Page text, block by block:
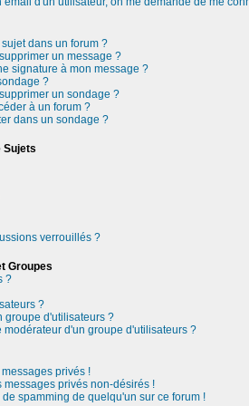
dans un forum ?
un message ?
signature à mon message ?
?
un sondage ?
à un forum ?
dans un sondage ?
Sujets
verrouillés ?
Groupes
?
?
groupe d'utilisateurs ?
d'un groupe d'utilisateurs ?
privés !
privés non-désirés !
spamming de quelqu'un sur ce forum !